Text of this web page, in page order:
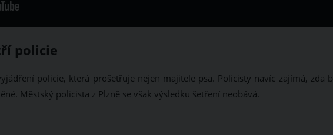
policie
policie, která prošetřuje nejen majitele psa. Policisty navíc zajímá, zda
Městský policista z Plzně se však výsledku šetření neobává.